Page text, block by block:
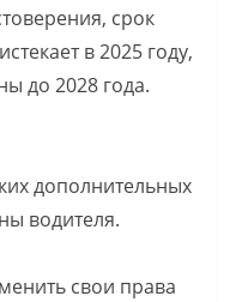
срок
в 2025 году,
до 2028 года.
дополнительных
водителя.
свои права